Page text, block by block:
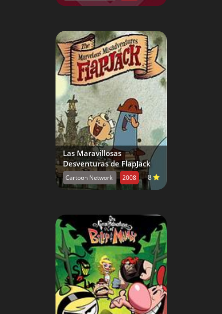
Las Maravillosas
Desventuras de FlapJack
Cartoon Network 2008 8